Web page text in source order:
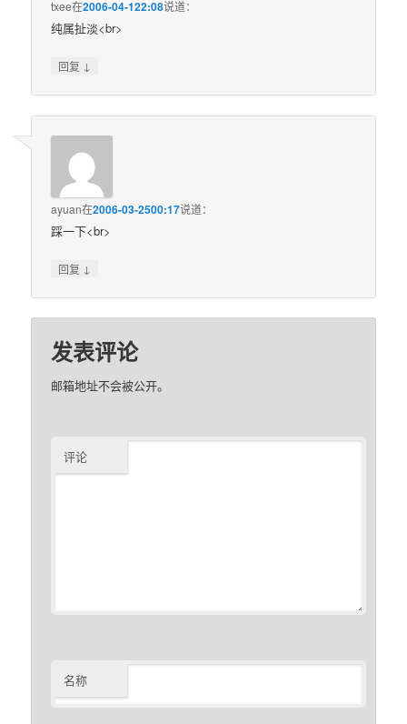
txee在2006-04-122:08说道：
纯属扯淡<br>
回复 ↓
ayuan在2006-03-2500:17说道：
踩一下<br>
回复 ↓
发表评论
邮箱地址不会被公开。
评论
名称